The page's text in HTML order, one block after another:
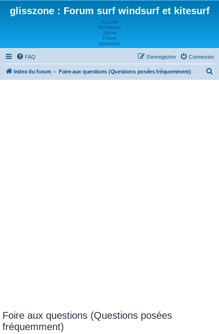
glisszone : Forum surf windsurf et kitesurf
Accueil
Technique
Spots
Forum
glisszone
FAQ Connexion
S’enregistrer
Index du forum Foire aux questions (Questions posées fréquemment)
Foire aux questions (Questions posées
fréquemment)